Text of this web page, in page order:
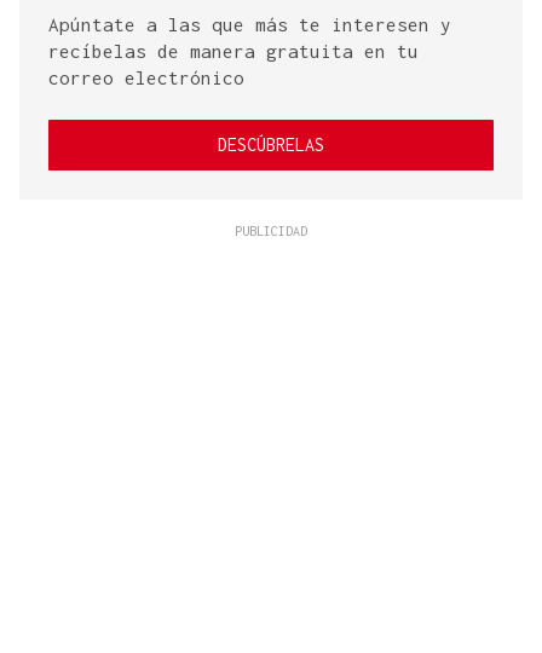
Apúntate a las que más te interesen y
recíbelas de manera gratuita en tu
correo electrónico
DESCÚBRELAS